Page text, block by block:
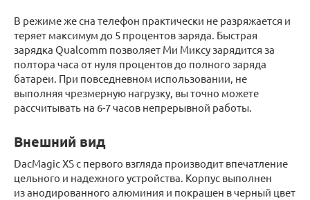
В режиме же сна телефон практически не разряжается и
теряет максимум до 5 процентов заряда. Быстрая
зарядка Qualcomm позволяет Ми Миксу зарядится за
полтора часа от нуля процентов до полного заряда
батареи. При повседневном использовании, не
выполняя чрезмерную нагрузку, вы точно можете
рассчитывать на 6-7 часов непрерывной работы.
Внешний вид
DacMagic XS с первого взгляда производит впечатление
цельного и надежного устройства. Корпус выполнен
из анодированного алюминия и покрашен в черный цвет